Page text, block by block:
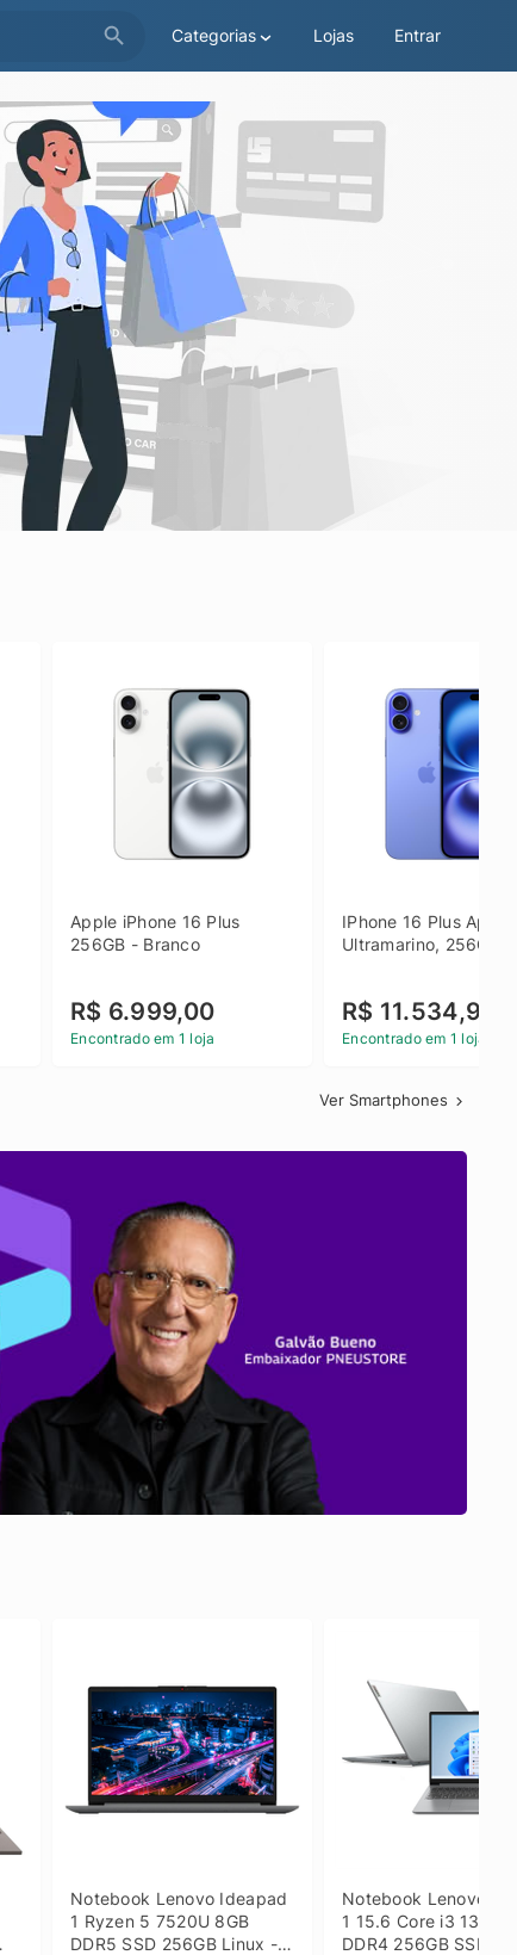
Categorias Lojas Entrar
Apple iPhone 16 Plus
256GB - Branco
R$ 6.999,00
Encontrado em 1 loja
IPhone 16 Plus Apple
Ultramarino, 256GB
R$ 11.534,90
Encontrado em 1 loja
Ver Smartphones
Notebook Lenovo Ideapad
1 Ryzen 5 7520U 8GB
DDR5 SSD 256GB Linux -
Notebook Lenovo
1 15.6 Core i3 1315U
DDR4 256GB SSD